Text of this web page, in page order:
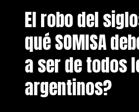
El robo del
qué SOMISA
a ser de todos
argentinos?